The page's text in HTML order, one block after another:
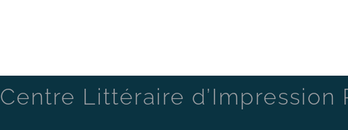
Centre Littéraire d’Impression